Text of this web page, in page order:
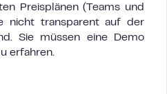
Preisplänen (Teams und
nicht transparent auf der
Sie müssen eine Demo
erfahren.